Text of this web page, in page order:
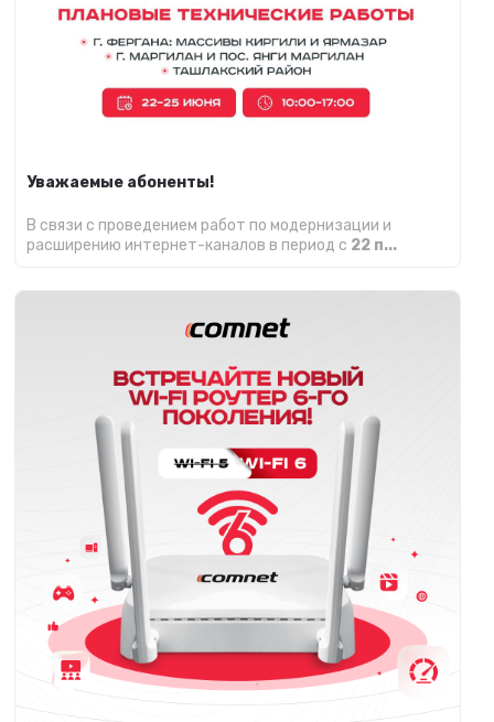
Уважаемые абоненты!
В связи с проведением работ по модернизации и
расширению интернет-каналов в период с 22 п...